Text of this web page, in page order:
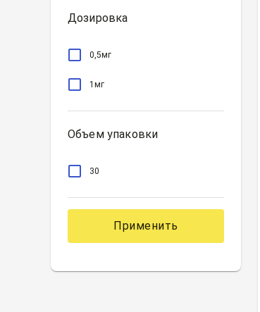
Дозировка
0,5мг
1мг
Объем упаковки
30
Применить